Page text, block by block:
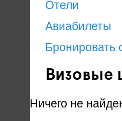
Отели
Авиабилеты
Бронировать
Визовые
Ничего не